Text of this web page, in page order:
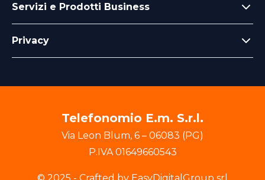
Servizi e Prodotti Business
Privacy
Telefonomio E.m. S.r.l.
Via Leon Blum, 6 – 06083 (PG)
P.IVA 01649660543
© 2025 - Crafted by EasyDigitalGroup srl